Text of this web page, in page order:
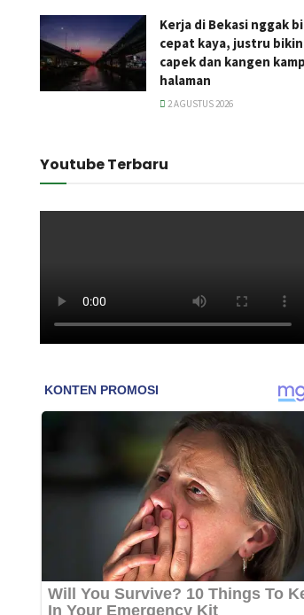
Kerja di Bekasi nggak
cepat kaya, justru bikin
capek dan kangen
halaman
2 AGUSTUS 2026
Youtube Terbaru